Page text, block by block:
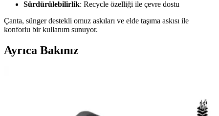
Sürdürülebilirlik: Recycle özelliği ile çevre dostu
Çanta, sünger destekli omuz askıları ve elde taşıma askısı ile
konforlu bir kullanım sunuyor.
Ayrıca Bakınız